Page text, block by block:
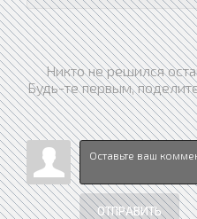
Никто не решился
Будь-те первым,
ОТПРАВИТЬ